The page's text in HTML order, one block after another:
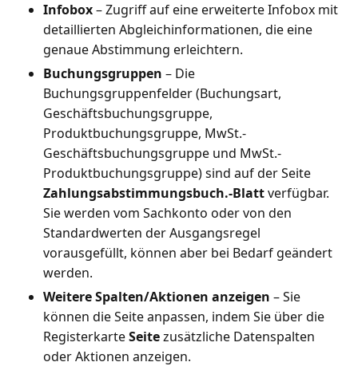
Infobox– Zugriff auf eine erweiterte Infobox mit
detaillierten Abgleichinformationen, die eine
genaue Abstimmung erleichtern.
Buchungsgruppen – Die
Buchungsgruppenfelder (Buchungsart,
Geschäftsbuchungsgruppe,
Produktbuchungsgruppe, MwSt.-
Geschäftsbuchungsgruppe und MwSt.-
Produktbuchungsgruppe) sind auf der Seite
Zahlungsabstimmungsbuch.-Blattverfügbar.
Sie werden vom Sachkonto oder von den
Standardwerten der Ausgangsregel
vorausgefüllt, können aber bei Bedarf geändert
werden.
Weitere Spalten/Aktionen anzeigen – Sie
können die Seite anpassen, indem Sie über die
RegisterkarteSeitezusätzliche Datenspalten
oder Aktionen anzeigen.